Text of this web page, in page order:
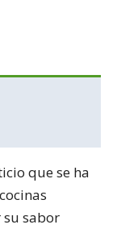
que se ha
sabor